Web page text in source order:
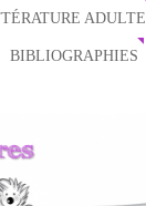
ADULTE
BIBLIOGRAPHIES